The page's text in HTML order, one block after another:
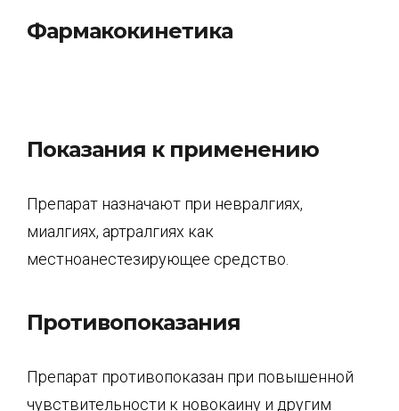
Фармакокинетика
Показания к применению
Препарат назначают при невралгиях,
миалгиях, артралгиях как
местноанестезирующее средство.
Противопоказания
Препарат противопоказан при повышенной
чувствительности к новокаину и другим